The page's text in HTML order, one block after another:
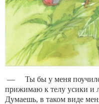
— Ты бы у меня
прижимаю к телу усики
Думаешь, в таком виде